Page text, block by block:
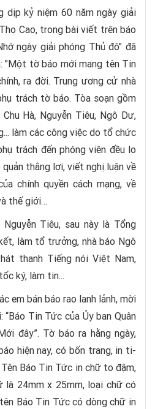
dịp kỷ niệm 60 năm ngày giải
Cao, trong bài viết trên báo
ngày giải phóng Thủ đô" đã
"Một tờ báo mới mang tên Tin
ra đời. Trung ương cử nhà
trách tờ báo. Tòa soạn gồm
Hà, Nguyễn Tiêu, Ngô Dư,
làm các công việc do tổ chức
trách đến phóng viên đều lo
thắng lợi, viết nghị luận về
chính quyền cách mạng, về
thế giới…
Tiêu, sau này là Tổng
làm tổ trưởng, nhà báo Ngô
thanh Tiếng nói Việt Nam,
ký, làm tin...
em bán báo rao lanh lảnh, mời
Tin Tức của Ủy ban Quân
đây”. Tờ báo ra hằng ngày,
hiện nay, có bốn trang, in ti-
Báo Tin Tức in chữ to đậm,
là 24mm x 25mm, loại chữ có
Báo Tin Tức có dòng chữ in